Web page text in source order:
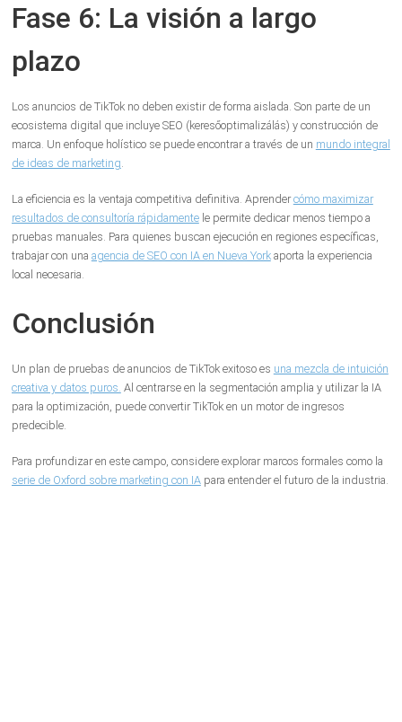
Fase 6: La visión a largo
plazo
Los anuncios de TikTok no deben existir de forma aislada. Son parte de un
ecosistema digital que incluye SEO (keresőoptimalizálás) y construcción de
marca. Un enfoque holístico se puede encontrar a través de un mundo integral
de ideas de marketing.
La eficiencia es la ventaja competitiva definitiva. Aprendercómo maximizar
resultados de consultoría rápidamentele permite dedicar menos tiempo a
pruebas manuales. Para quienes buscan ejecución en regiones específicas,
trabajar con una agencia de SEO con IA en Nueva Yorkaporta la experiencia
local necesaria.
Conclusión
Un plan de pruebas de anuncios de TikTok exitoso es una mezcla de intuición
creativa y datos puros. Al centrarse en la segmentación amplia y utilizar la IA
para la optimización, puede convertir TikTok en un motor de ingresos
predecible.
Para profundizar en este campo, considere explorar marcos formales como la
serie de Oxford sobre marketing con IApara entender el futuro de la industria.